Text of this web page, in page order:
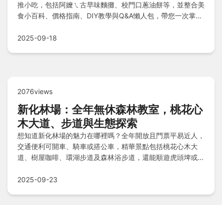
推小吃，包括阿嬤ㄟ古早味麵攤、校門口蔥油餅等，並整合美
食小百科、價格指南、DIY教學與Q&A懶人包，帶您一次掌握
2025-09-18
2076views
新化林場：全年無休森林教室，桃花心
木大道、步道與生態探索
想知道新化林場的魅力在哪裡嗎？全年開放且門票平易近人，
交通便利可開車、騎車或搭公車，精華景點包括桃花心木大
道、樹屋咖啡、環湖步道及森林浴步道，還能順遊虎頭埤或新
2025-09-23